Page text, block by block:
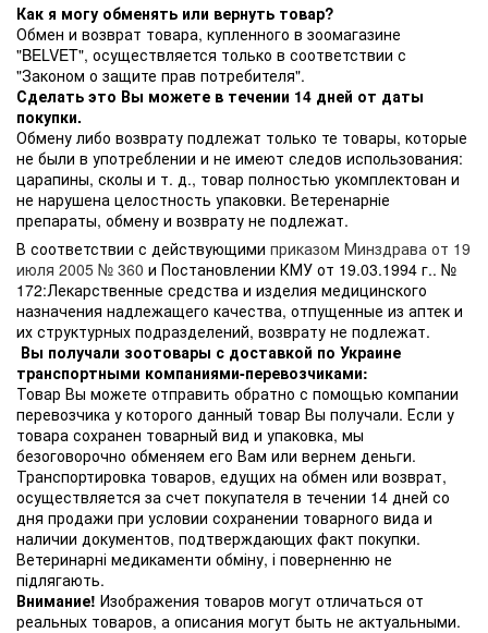
Как я могу обменять или вернуть товар?
Обмен и возврат товара, купленного в зоомагазине
"BELVET", осуществляется только в соответствии с
"Законом о защите прав потребителя".
Сделать это Вы можете в течении 14 дней от даты
покупки.
Обмену либо возврату подлежат только те товары, которые
не были в употреблении и не имеют следов использования:
царапины, сколы и т. д., товар полностью укомплектован и
не нарушена целостность упаковки. Ветеренарніе
препараты, обмену и возврату не подлежат.
В соответствии с действующими приказом Минздрава от 19
июля 2005 № 360 и Постановлении КМУ от 19.03.1994 г.. №
172:Лекарственные средства и изделия медицинского
назначения надлежащего качества, отпущенные из аптек и
их структурных подразделений, возврату не подлежат.
Вы получали зоотовары с доставкой по Украине
транспортными компаниями-перевозчиками:
Товар Вы можете отправить обратно с помощью компании
перевозчика у которого данный товар Вы получали. Если у
товара сохранен товарный вид и упаковка, мы
безоговорочно обменяем его Вам или вернем деньги.
Транспортировка товаров, едущих на обмен или возврат,
осуществляется за счет покупателя в течении 14 дней со
дня продажи при условии сохранении товарного вида и
наличии документов, подтверждающих факт покупки.
Ветеринарні медикаменти обміну, і поверненню не
підлягають.
Внимание! Изображения товаров могут отличаться от
реальных товаров, а описания могут быть не актуальными.